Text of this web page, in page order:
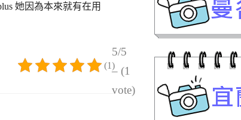
她因為本來就有在用
5/5
– (1
vote)
(1)